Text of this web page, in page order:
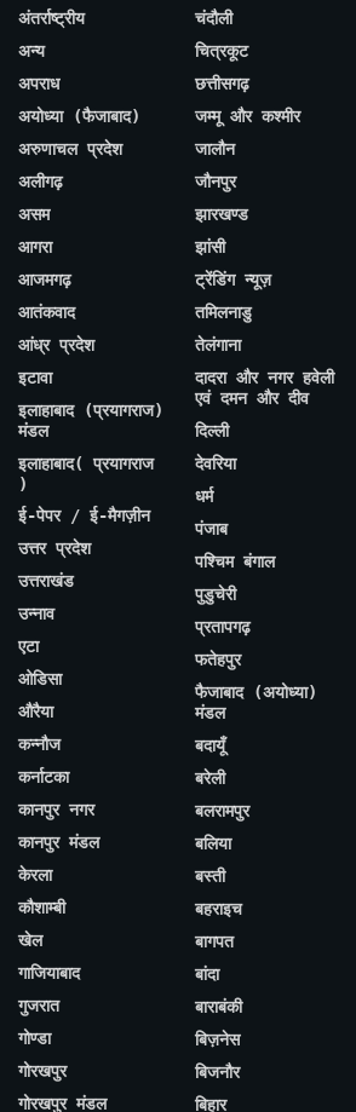
अंतर्राष्ट्रीय
अन्य
अपराध
अयोध्या (फैजाबाद)
अरुणाचल प्रदेश
अलीगढ़
असम
आगरा
आजमगढ़
आतंकवाद
आंध्र प्रदेश
इटावा
इलाहाबाद (प्रयागराज)
मंडल
इलाहाबाद( प्रयागराज
)
ई-पेपर / ई-मैगज़ीन
उत्तर प्रदेश
उत्तराखंड
उन्नाव
एटा
ओडिसा
औरैया
कन्नौज
कर्नाटका
कानपुर नगर
कानपुर मंडल
केरला
कौशाम्बी
खेल
गाजियाबाद
गुजरात
गोण्डा
गोरखपुर
गोरखपुर मंडल
चंदौली
चित्रकूट
छत्तीसगढ़
जम्मू और कश्मीर
जालौन
जौनपुर
झारखण्ड
झांसी
ट्रेंडिंग न्यूज़
तमिलनाडु
तेलंगाना
दादरा और नगर हवेली
एवं दमन और दीव
दिल्ली
देवरिया
धर्म
पंजाब
पश्चिम बंगाल
पुडुचेरी
प्रतापगढ़
फतेहपुर
फैजाबाद (अयोध्या)
मंडल
बदायूँ
बरेली
बलरामपुर
बलिया
बस्ती
बहराइच
बागपत
बांदा
बाराबंकी
बिज़नेस
बिजनौर
बिहार